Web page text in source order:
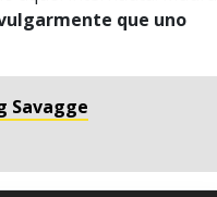
que uno
Savagge